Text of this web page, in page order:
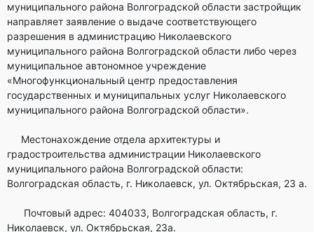
муниципального района Волгоградской области застройщик
направляет заявление о выдаче соответствующего
разрешения в администрацию Николаевского
муниципального района Волгоградской области либо через
муниципальное автономное учреждение
«Многофункциональный центр предоставления
государственных и муниципальных услуг Николаевского
муниципального района Волгоградской области».
Местонахождение отдела архитектуры и
градостроительства администрации Николаевского
муниципального района Волгоградской области:
Волгоградская область, г. Николаевск, ул. Октябрьская, 23 а.
Почтовый адрес: 404033, Волгоградская область, г.
Николаевск, ул. Октябрьская, 23а.